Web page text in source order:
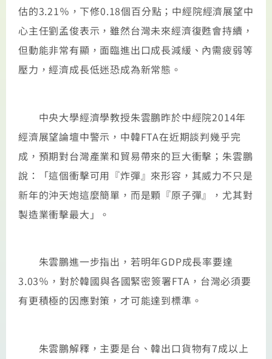
估的3.21％，下修0.18個百分點；中經院經濟展望中
心主任劉孟俊表示，雖然台灣未來經濟復甦會持續，
但動能非常有顯，面臨進出口成長減緩、內需疲弱等
壓力，經濟成長低迷恐成為新常態。
中央大學經濟學教授朱雲鵬昨於中經院2014年
經濟展望論壇中警示，中韓FTA在近期談判幾乎完
成，預期對台灣產業和貿易帶來的巨大衝擊；朱雲鵬
說：「這個衝擊可用『炸彈』來形容，其威力不只是
新年的沖天炮這麼簡單，而是顆『原子彈』，尤其對
製造業衝擊最大」。
朱雲鵬進一步指出，若明年GDP成長率要達
3.03％，對於韓國與各國緊密簽署FTA，台灣必須要
有更積極的因應對策，才可能達到標準。
朱雲鵬解釋，主要是台、韓出口貨物有7成以上